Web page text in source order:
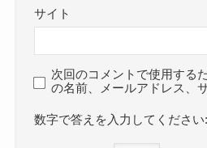
サイト
次回のコメントで使用する
の名前、メールアドレス、
数字で答えを入力してください: